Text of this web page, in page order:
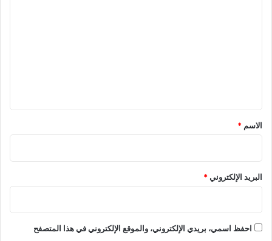
*
الاسم *
البريد الإلكتروني*
احفظ اسمي، بريدي الإلكتروني، والموقع الإلكتروني في هذا المتصفح